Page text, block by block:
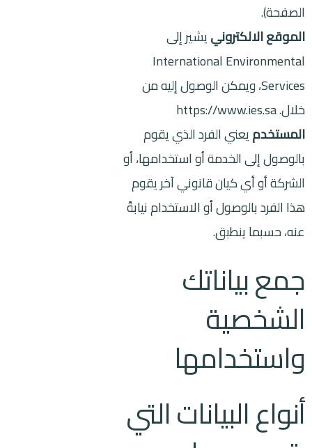
الصفحة).
الموقع الالكترونييشير إلى
International Environmental
Services، ويمكن الوصول إليه من
خلال.https://www.ies.sa
المستخدميعني الفرد الذي يقوم
بالوصول إلى الخدمة أو استخدامها، أو
الشركة أو أي كيان قانوني آخر يقوم
هذا الفرد بالوصول أو الاستخدام نيابةً
عنه، حسبما ينطبق.
جمع بياناتك
الشخصية
واستخدامها
أنواع البيانات التي